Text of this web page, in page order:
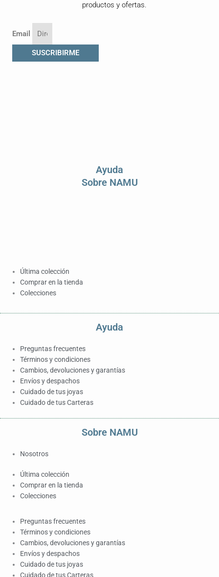
productos y ofertas.
Email
SUSCRIBIRME
Ayuda
Sobre NAMU
Última colección
Comprar en la tienda
Colecciones
Ayuda
Preguntas frecuentes
Términos y condiciones
Cambios, devoluciones y garantías
Envíos y despachos
Cuidado de tus joyas
Cuidado de tus Carteras
Sobre NAMU
Nosotros
Última colección
Comprar en la tienda
Colecciones
Preguntas frecuentes
Términos y condiciones
Cambios, devoluciones y garantías
Envíos y despachos
Cuidado de tus joyas
Cuidado de tus Carteras